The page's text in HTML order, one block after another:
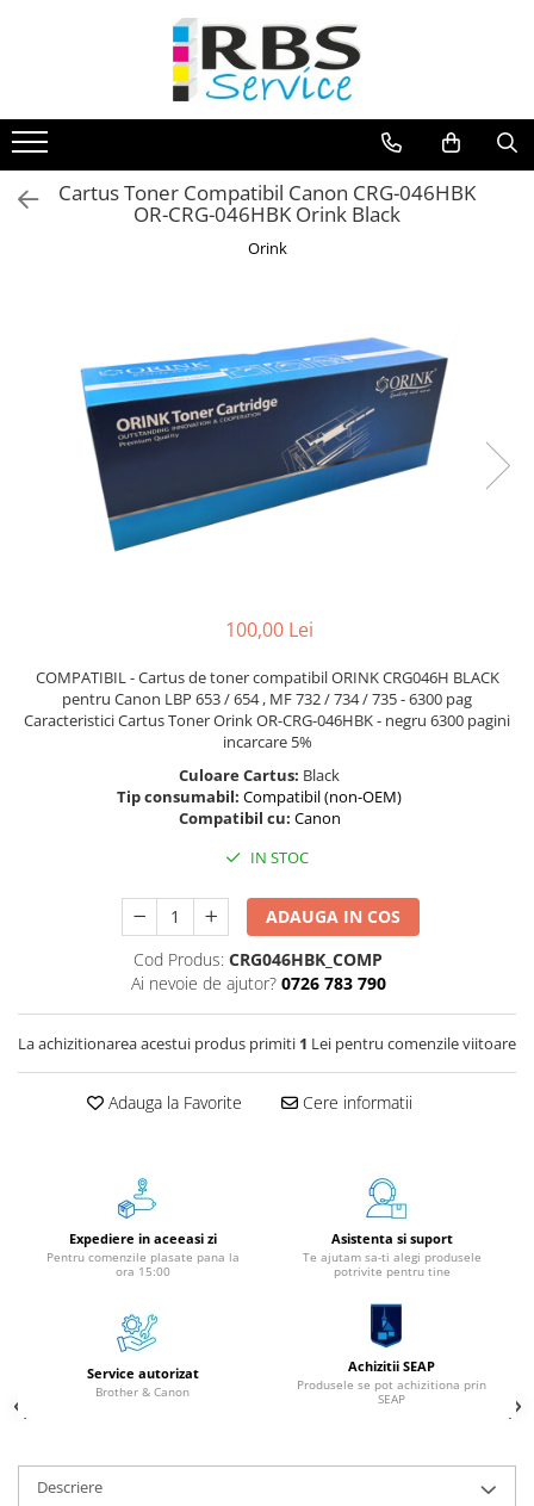
Echipamente de printare
Imprimante
Format mare - plotter
Imprimante Laser
Multifunctionale cu cerneala
Multifunctionale Laser
Multifunctionale LED
Scanere de birou
Scanere portabile
Scanere format mare
Flacoane Cerneală
Cilindrii / Drum Unit
Unitate Transfer / Belt Unit
Containere reziduale
Consumabile echipamente de
Role Brother DK
Role Termice și Riboane
Role Brother CZ
Alte Consumabile
coduri de bare
Aparate de etichetat si imprimante
Papetărie / Birotică
Accesorii pentru birou
Elastice / Buretiere / Lupe
Tuș Ștampile / Tușiere / Indigo
Benzi Adezive / Dispensere
Suport Accesorii Birou
Suporturi Documente
Ace / Pioneze
Cartus Toner Compatibil Canon CRG-046HBK
OR-CRG-046HBK Orink Black
Orink
100,00 Lei
COMPATIBIL - Cartus de toner compatibil ORINK CRG046H BLACK
pentru Canon LBP 653 / 654 , MF 732 / 734 / 735 - 6300 pag
Caracteristici Cartus Toner Orink OR-CRG-046HBK - negru 6300 pagini
incarcare 5%
Culoare Cartus: Black
Tip consumabil: Compatibil (non-OEM)
Compatibil cu: Canon
IN STOC
ADAUGA IN COS
Cod Produs: CRG046HBK_COMP
Ai nevoie de ajutor? 0726 783 790
La achizitionarea acestui produs primiti 1 Lei pentru comenzile viitoare
Adauga la Favorite Cere informatii
Expediere in aceeasi zi
Pentru comenzile plasate pana la
ora 15:00
Asistenta si suport
Te ajutam sa-ti alegi produsele
potrivite pentru tine
Service autorizat
Brother & Canon
Achizitii SEAP
Produsele se pot achizitiona prin
SEAP
Descriere